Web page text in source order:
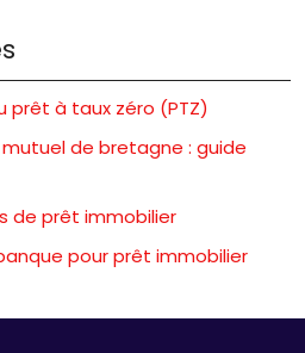
prêt à taux zéro (PTZ)
de bretagne : guide
de prêt immobilier
pour prêt immobilier